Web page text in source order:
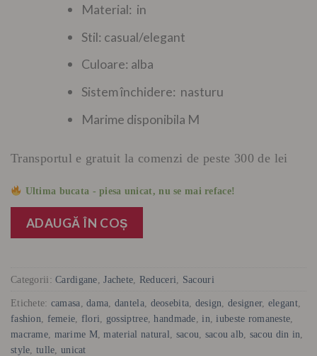
Material: in
Stil: casual/elegant
Culoare: alba
Sistem închidere: nasturu
Marime disponibila M
Transportul e gratuit la comenzi de peste 300 de lei
Ultima bucata - piesa unicat, nu se mai reface!
ADAUGĂ ÎN COȘ
Categorii:Cardigane ,Jachete Reduceri Sacouri
Etichete: camasa ,dama dantela deosebita design designer, elegant,
fashion
femeie flori gossiptree,handmade in iubeste romaneste
macrame marime M,material natural sacou sacou alb sacou din in
style ,tulle ,unicat